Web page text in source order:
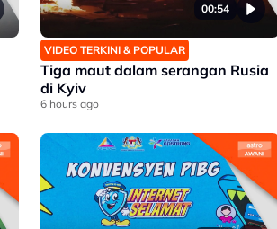
00:54
VIDEO TERKINI & POPULAR
Tiga maut dalam serangan Rusia
di Kyiv
6 hours ago